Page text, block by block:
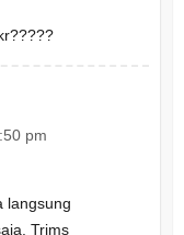
pm
langsung
Trims